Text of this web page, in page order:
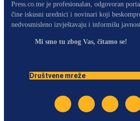
Press.co.me je profesionalan, odgovoran
čine iskusni urednici i novinari koji
nedvosmisleno izvještavaju i informišu
Mi smo tu zbog Vas, čitamo se!
Društvene mreže